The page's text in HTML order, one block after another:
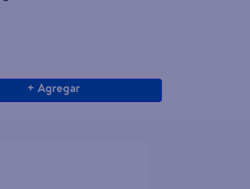
+ Agregar